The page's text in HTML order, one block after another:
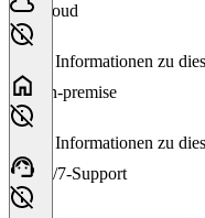
Cloud
Keine Informationen zu
On-premise
Keine Informationen zu
24/7-Support